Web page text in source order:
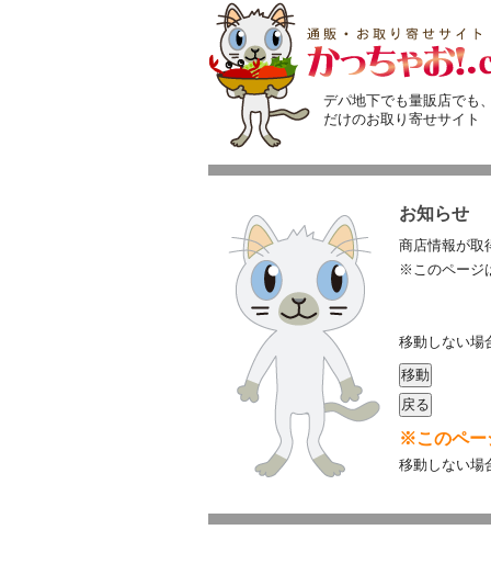
デパ地下でも量販店でも
だけのお取り寄せサイト
お知らせ
商店情報が取
※このページ
移動しない場
戻る
※このペー
移動しない場